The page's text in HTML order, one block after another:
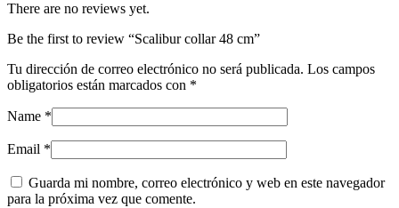
There are no reviews yet.
Be the first to review “Scalibur collar 48 cm”
Tu dirección de correo electrónico no será publicada. Los campos
obligatorios están marcados con *
Name *
Email *
Guarda mi nombre, correo electrónico y web en este navegador
para la próxima vez que comente.